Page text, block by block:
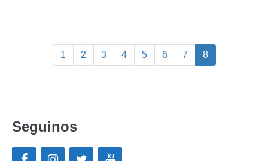
1 2 3 4 5 6 7 8
Seguinos